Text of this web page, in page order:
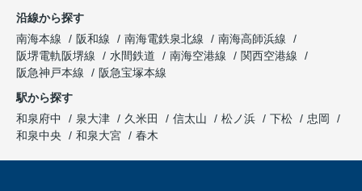
沿線から探す
南海本線
阪和線 南海電鉄泉北線
南海高師浜線
阪堺電軌阪堺線
水間鉄道 南海空港線
関西空港線
阪急神戸本線
阪急宝塚本線
駅から探す
和泉府中
泉大津 久米田 信太山 松ノ浜 下松
忠岡
和泉中央
和泉大宮 春木